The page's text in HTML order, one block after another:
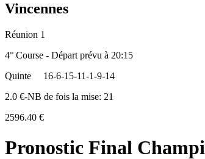
Vincennes
Réunion 1
4° Course - Départ prévu à 20:15
Quinte
16-6-15-11-1-9-14
2.0 €-NB de fois la mise: 21
2596.40 €
Pronostic Final